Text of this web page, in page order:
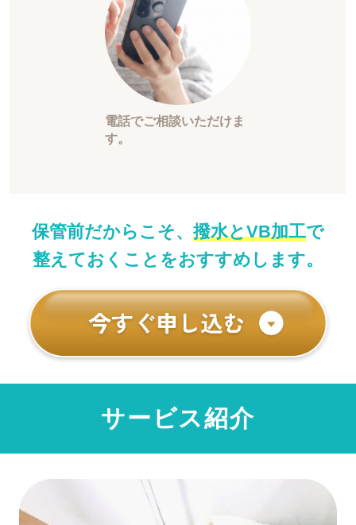
電話でご相談いただけま
す。
保管前だからこそ、 撥水とVB加工で
整えておくことをおすすめします。
サービス紹介